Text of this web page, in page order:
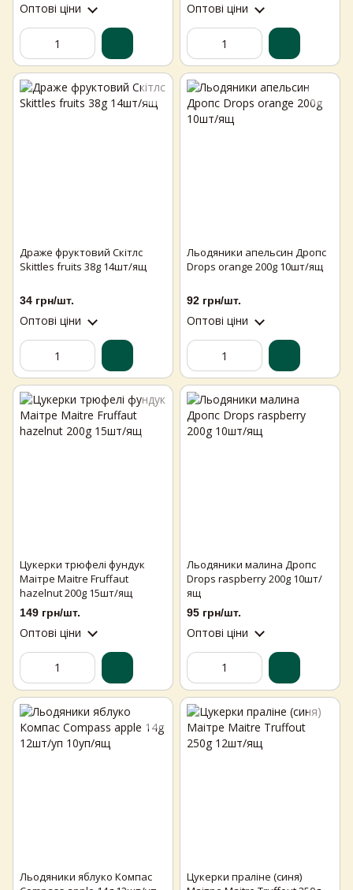
Оптові ціни Оптові ціни
Драже фруктовий Скітлс
Skittles fruits 38g 14шт/ящ
34 грн/шт.
Оптові ціни
Льодяники апельсин Дропс
Drops orange 200g 10шт/ящ
92 грн/шт.
Оптові ціни
Цукерки трюфелі фундук
Маітре Maitre Fruffaut
hazelnut 200g 15шт/ящ
149 грн/шт.
Оптові ціни
Льодяники малина Дропс
Drops raspberry 200g 10шт/
ящ
95 грн/шт.
Оптові ціни
Льодяники яблуко Компас
Цукерки праліне (синя)